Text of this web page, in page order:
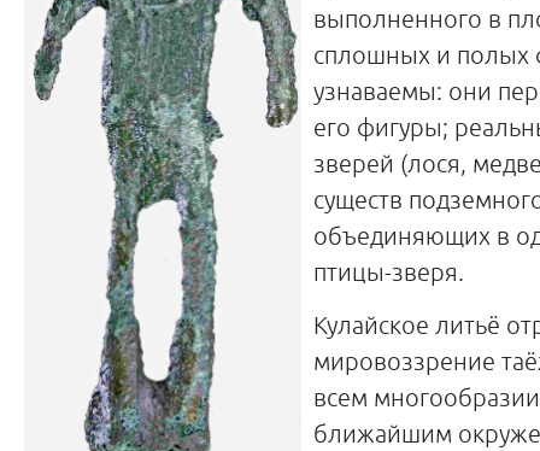
выполненного в
сплошных и полых
узнаваемы: они
его фигуры;
зверей (лося,
существ
объединяющих в
птицы-зверя.
Кулайское литьё
мировоззрение
всем
ближайшим